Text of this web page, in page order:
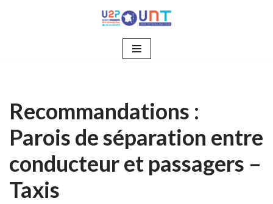
Recommandations :
Parois de séparation entre
conducteur et passagers –
Taxis